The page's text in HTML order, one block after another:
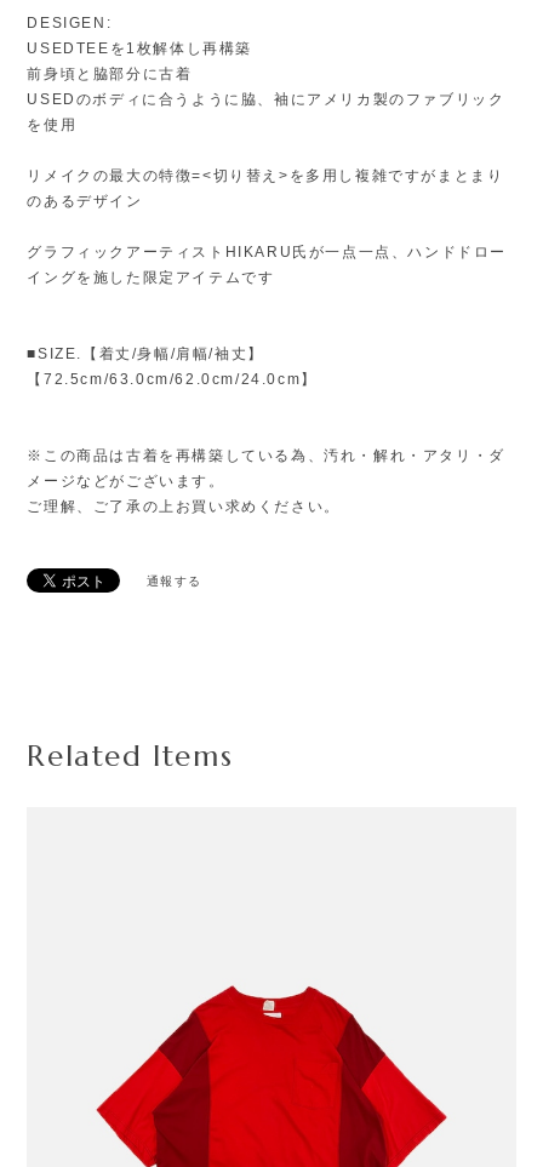
DESIGEN:
USEDTEEを1枚解体し再構築
前身頃と脇部分に古着
USEDのボディに合うように脇、袖にアメリカ製のファブリック
を使用
リメイクの最大の特徴=<切り替え>を多用し複雑ですがまとまり
のあるデザイン
グラフィックアーティストHIKARU氏が一点一点、ハンドドロー
イングを施した限定アイテムです
■SIZE.【着丈/身幅/肩幅/袖丈】
【72.5cm/63.0cm/62.0cm/24.0cm】
※この商品は古着を再構築している為、汚れ・解れ・アタリ・ダ
メージなどがございます。
ご理解、ご了承の上お買い求めください。
通報する
Related Items